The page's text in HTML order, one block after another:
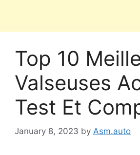
Top 10
Valseuses
Test Et
January 8, 2023 by Asm.auto